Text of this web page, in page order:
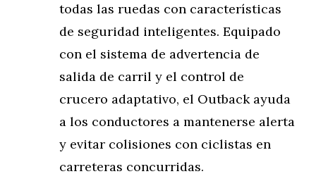
todas las ruedas con características
de seguridad inteligentes. Equipado
con el sistema de advertencia de
salida de carril y el control de
crucero adaptativo, el Outback ayuda
a los conductores a mantenerse alerta
y evitar colisiones con ciclistas en
carreteras concurridas.